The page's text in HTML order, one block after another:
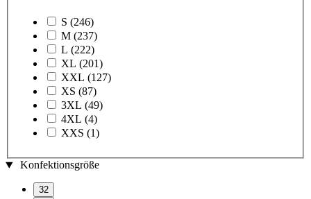
S (246)
M (237)
L (222)
XL (201)
XXL (127)
XS (87)
3XL (49)
4XL (4)
XXS (1)
Konfektionsgröße
32